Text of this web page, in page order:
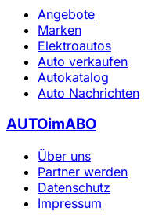
Angebote
Marken
Elektroautos
Auto verkaufen
Autokatalog
Auto Nachrichten
AUTOimABO
Über uns
Partner werden
Datenschutz
Impressum